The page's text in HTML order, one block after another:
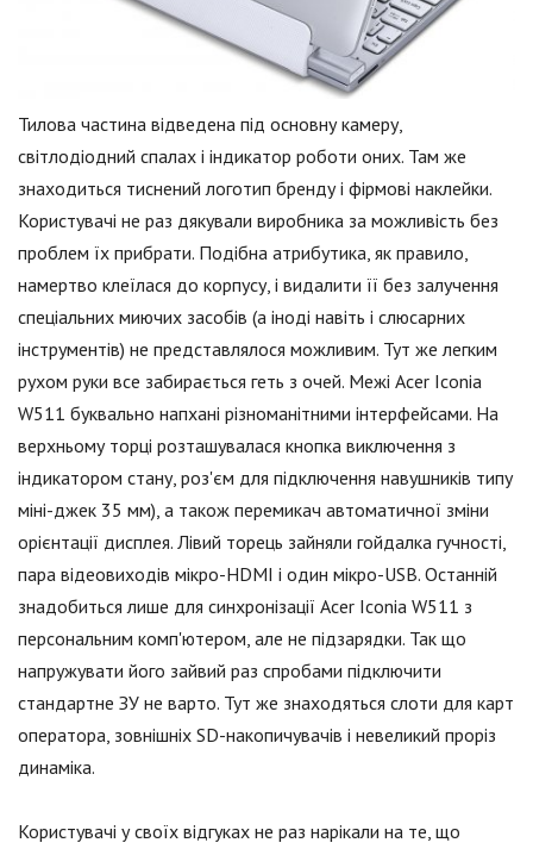
Тилова частина відведена під основну камеру,
світлодіодний спалах і індикатор роботи оних. Там же
знаходиться тиснений логотип бренду і фірмові наклейки.
Користувачі не раз дякували виробника за можливість без
проблем їх прибрати. Подібна атрибутика, як правило,
намертво клеїлася до корпусу, і видалити її без залучення
спеціальних миючих засобів (а іноді навіть і слюсарних
інструментів) не представлялося можливим. Тут же легким
рухом руки все забирається геть з очей. Межі Acer Iconia
W511 буквально напхані різноманітними інтерфейсами. На
верхньому торці розташувалася кнопка виключення з
індикатором стану, роз'єм для підключення навушників типу
міні-джек 35 мм), а також перемикач автоматичної зміни
орієнтації дисплея. Лівий торець зайняли гойдалка гучності,
пара відеовиходів мікро-HDMI і один мікро-USB. Останній
знадобиться лише для синхронізації Acer Iconia W511 з
персональним комп'ютером, але не підзарядки. Так що
напружувати його зайвий раз спробами підключити
стандартне ЗУ не варто. Тут же знаходяться слоти для карт
оператора, зовнішніх SD-накопичувачів і невеликий проріз
динаміка.
Користувачі у своїх відгуках не раз нарікали на те, що